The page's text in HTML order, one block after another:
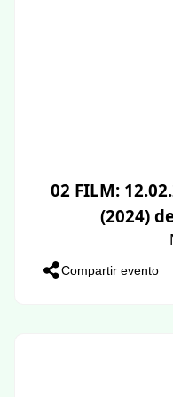
02 FILM:
(2024)
Compartir evento